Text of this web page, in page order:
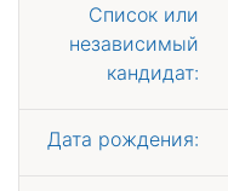
Список или
независимый
кандидат:
Дата рождения: